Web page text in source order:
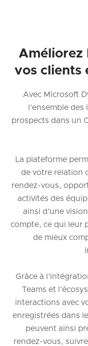
Améliorez
vos clients
Avec Microsoft
l’ensemble
prospects dans un
La plateforme
de votre relation
rendez-vous,
activités des
ainsi d’une
compte, ce qui leur
de mieux
Grâce à
Teams et
interactions avec
enregistrées dans
peuvent ainsi
rendez-vous,